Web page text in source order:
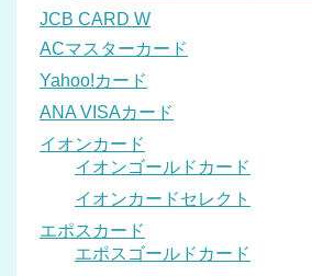
JCB CARD W
ACマスターカード
Yahoo!カード
ANA VISAカード
イオンカード
イオンゴールドカード
イオンカードセレクト
エポスカード
エポスゴールドカード